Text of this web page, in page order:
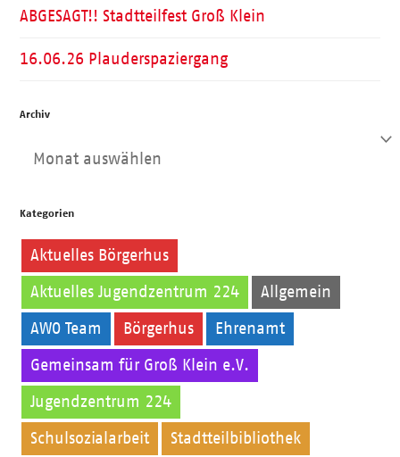
ABGESAGT!! Stadtteilfest Groß Klein
16.06.26 Plauderspaziergang
Archiv
Archiv
Kategorien
Aktuelles Börgerhus
Aktuelles Jugendzentrum 224 Allgemein
AWO Team Börgerhus Ehrenamt
Gemeinsam für Groß Klein e.V.
Jugendzentrum 224
Schulsozialarbeit Stadtteilbibliothek